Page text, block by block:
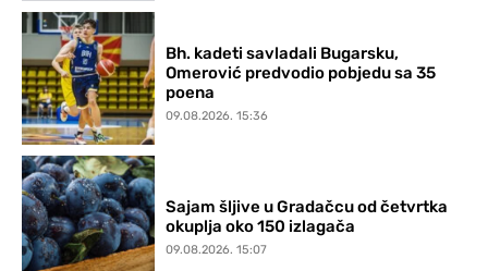
Bh. kadeti savladali Bugarsku,
Omerović predvodio pobjedu sa 35
poena
09.08.2026. 15:36
Sajam šljive u Gradačcu od četvrtka
okuplja oko 150 izlagača
09.08.2026. 15:07